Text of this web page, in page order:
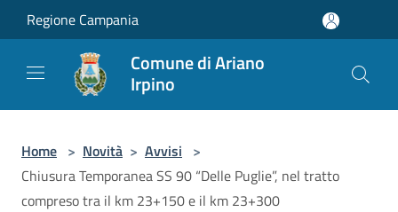
Salta al contenuto principale
Regione Campania
Comune di Ariano
Irpino
Home > Novità > Avvisi >
Chiusura Temporanea SS 90 “Delle Puglie”, nel tratto
compreso tra il km 23+150 e il km 23+300